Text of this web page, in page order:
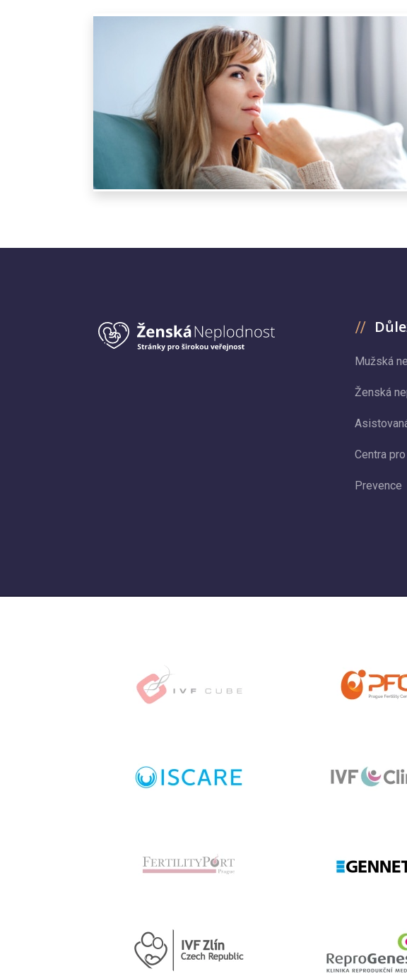
Mužská
Ženská
Centra
Prevence